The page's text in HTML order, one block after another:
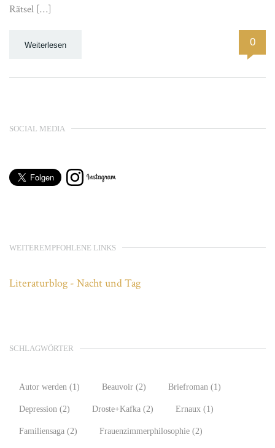
Rätsel […]
Weiterlesen 0
SOCIAL MEDIA
WEITEREMPFOHLENE LINKS
Literaturblog - Nacht und Tag
SCHLAGWÖRTER
Autor werden (1) Beauvoir (2) Briefroman (1)
Depression (2) Droste+Kafka (2) Ernaux (1)
Familiensaga (2) Frauenzimmerphilosophie (2)